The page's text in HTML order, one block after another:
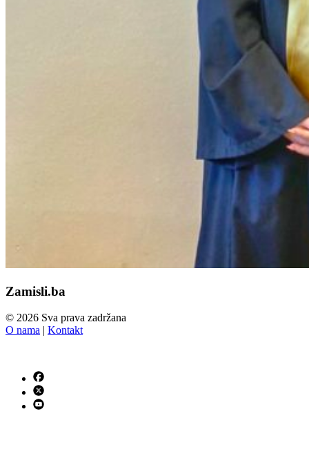
Zamisli.ba
© 2026 Sva prava zadržana
O nama | Kontakt